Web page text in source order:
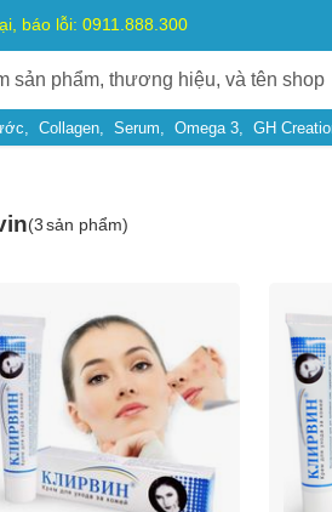
báo lỗi: 0911.888.300
Collagen Serum Omega 3 GH
(3 sản phẩm)
Bạn gặp vấn đề